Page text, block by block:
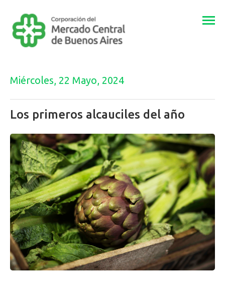
Miércoles, 22 Mayo, 2024
Los primeros alcauciles del año